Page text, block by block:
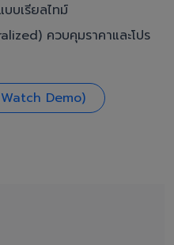
บเรียลไทม์
ควบคุมราคาและโปร
Demo)